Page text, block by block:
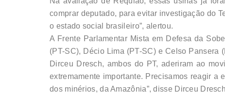
comprar deputado, para evitar investigação do
o estado social brasileiro”, alertou.
A Frente Parlamentar Mista em Defesa da
(PT-SC), Décio Lima (PT-SC) e Celso Pansera
Dirceu Dresch, ambos do PT, aderiram ao
extremamente importante. Precisamos reagir a
dos minérios, da Amazônia”, disse Dirceu